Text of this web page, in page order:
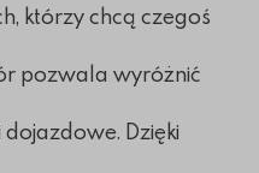
którzy chcą czegoś
pozwala wyróżnić
Dzięki